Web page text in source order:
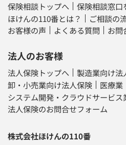
保険相談トップへ
保険相談窓口
ほけんの110番とは？
ご相談の
お客様の声
よくある質問 お問
法人のお客様
法人保険トップへ
製造業向け法
卸・小売業向け法人保険
医療業
システム開発・クラウドサービス
法人保険のお問合せフォーム
株式会社ほけんの110番